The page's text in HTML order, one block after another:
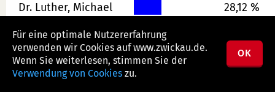
Dr. Luther, Michael 28,12 %
Gerisch, Thomas 7,35 %
Für eine optimale Nutzererfahrung
verwenden wir Cookies auf www.zwickau.de.
Wenn Sie weiterlesen, stimmen Sie der
Verwendung von Cookies zu.
OK